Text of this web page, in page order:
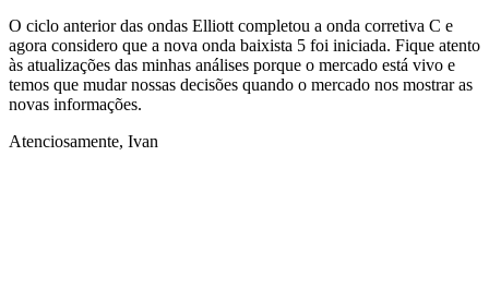
O ciclo anterior das ondas Elliott completou a onda corretiva C e
agora considero que a nova onda baixista 5 foi iniciada. Fique atento
às atualizações das minhas análises porque o mercado está vivo e
temos que mudar nossas decisões quando o mercado nos mostrar as
novas informações.
Atenciosamente, Ivan